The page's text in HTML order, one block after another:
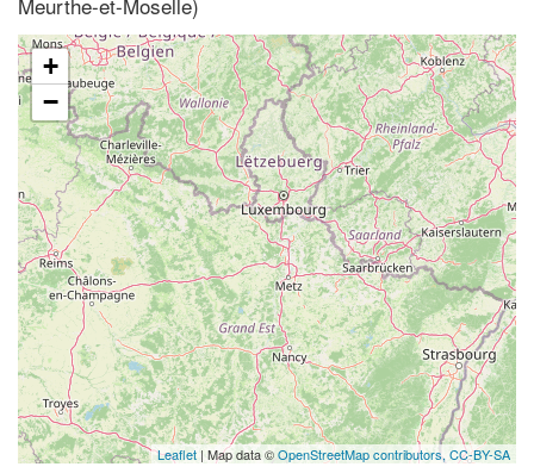
+
−
Leaflet | Map data ©OpenStreetMap contributors, CC-BY-SA